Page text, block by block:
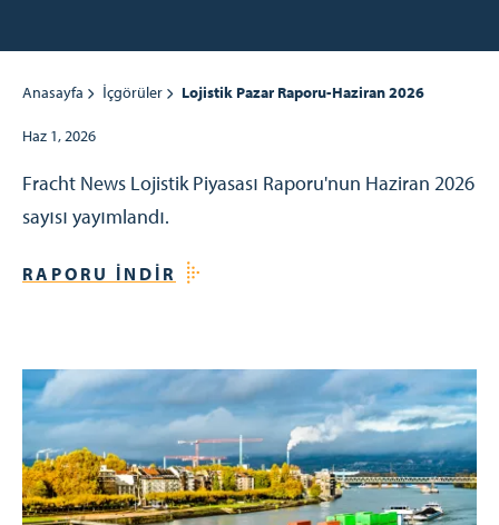
Anasayfa İçgörüler Lojistik Pazar Raporu-Haziran 2026
Haz 1, 2026
Fracht News Lojistik Piyasası Raporu'nun Haziran 2026
sayısı yayımlandı.
RAPORU İNDIR